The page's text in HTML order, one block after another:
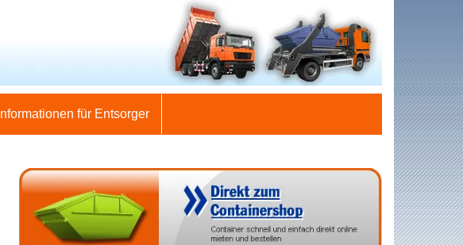
Informationen für Entsorger